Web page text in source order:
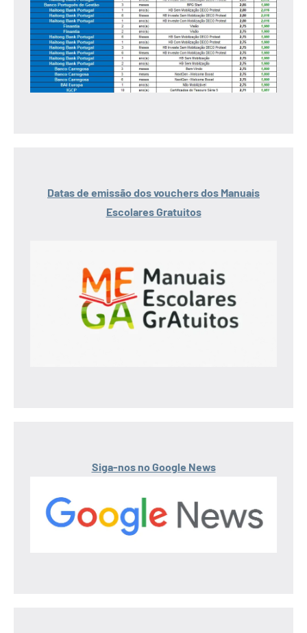
Datas de emissão dos vouchers dos Manuais
Escolares Gratuitos
Siga-nos no Google News